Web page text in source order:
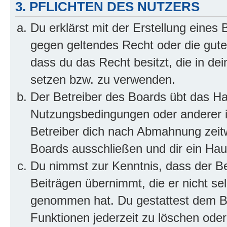
3. PFLICHTEN DES NUTZERS
Du erklärst mit der Erstellung eines
gegen geltendes Recht oder die
dass du das Recht besitzt, die in
setzen bzw. zu verwenden.
Der Betreiber des Boards übt das
Nutzungsbedingungen oder
Betreiber dich nach Abmahnung
Boards ausschließen und dir ein
Du nimmst zur Kenntnis, dass der
Beiträgen übernimmt, die er nicht
genommen hat. Du gestattest dem
Funktionen jederzeit zu löschen